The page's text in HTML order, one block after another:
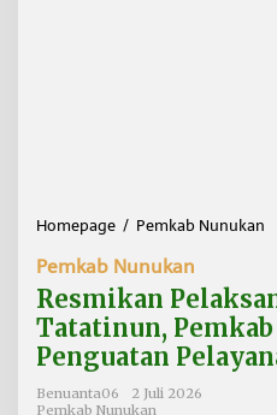
Homepage / Pemkab Nunukan
i
k
a
Pemkab Nunukan
Resmikan
Tatatinun,
Penguatan
Benuanta06
2 Juli 2026
Pemkab Nunukan